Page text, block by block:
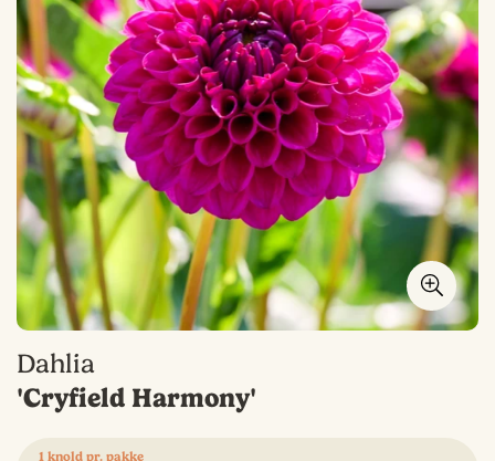
Dahlia
'Cryfield Harmony'
1 knold pr. pakke